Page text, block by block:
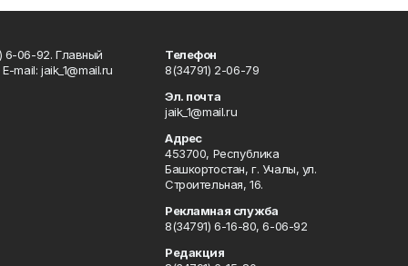
6-06-92. Главный
mаil: jaik_1@mail.ru
Телефон
8(34791) 2-06-79
Эл. почта
jaik_1@mail.ru
Адрес
453700, Республика
Башкортостан, г. Учалы, ул.
Строительная, 16.
Рекламная служба
8(34791) 6-16-80, 6-06-92
Редакция